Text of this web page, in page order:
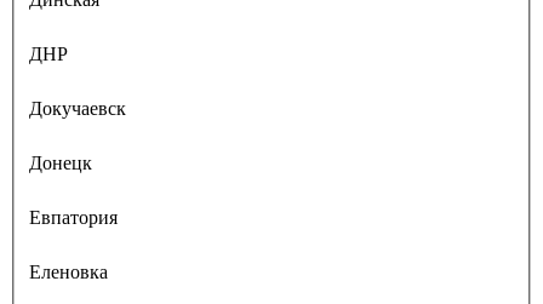
ДНР
Докучаевск
Донецк
Евпатория
Еленовка